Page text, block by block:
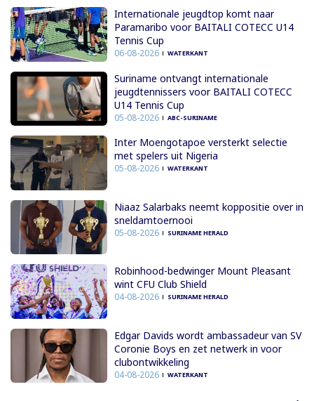
Internationale jeugdtop komt naar
Paramaribo voor BAITALI COTECC U14
Tennis Cup
06-08-2026 WATERKANT
Suriname ontvangt internationale
jeugdtennissers voor BAITALI COTECC
U14 Tennis Cup
05-08-2026 ABC-SURINAME
Inter Moengotapoe versterkt selectie
met spelers uit Nigeria
05-08-2026 WATERKANT
Niaaz Salarbaks neemt koppositie over in
sneldamtoernooi
05-08-2026 SURINAME HERALD
Robinhood-bedwinger Mount Pleasant
wint CFU Club Shield
04-08-2026 SURINAME HERALD
Edgar Davids wordt ambassadeur van SV
Coronie Boys en zet netwerk in voor
clubontwikkeling
04-08-2026 WATERKANT